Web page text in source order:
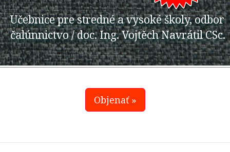
Učebnice pre stredné a vysoké školy, odbor
čalúnnictvo / doc. Ing. Vojtěch Navrátil CSc.
Objenať »